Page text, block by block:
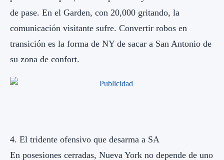
de pase. En el Garden, con 20,000 gritando, la
comunicación visitante sufre. Convertir robos en
transición es la forma de NY de sacar a San Antonio de
su zona de confort.
4. El tridente ofensivo que desarma a SA
En posesiones cerradas, Nueva York no depende de uno